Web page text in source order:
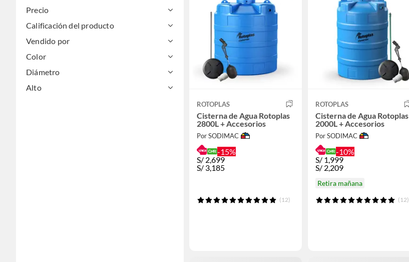
Precio
Calificación del producto
Vendido por
Color
Diámetro
Alto
ROTOPLAS
Cisterna de Agua Rotoplas
2800L + Accesorios
Por SODIMAC
-15%
S/ 2,699
S/ 3,185
(12)
ROTOPLAS
Cisterna de Agua Rotoplas
2000L + Accesorios
Por SODIMAC
-10%
S/ 1,999
S/ 2,209
Retira mañana
(12)